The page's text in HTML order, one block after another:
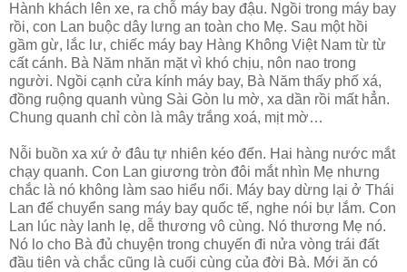
Hành khách lên xe, ra chỗ máy bay đậu. Ngồi trong máy bay
rồi, con Lan buộc dây lưng an toàn cho Mẹ. Sau một hồi
gầm gừ, lắc lư, chiếc máy bay Hàng Không Việt Nam từ từ
cất cánh. Bà Năm nhăn mặt vì khó chịu, nôn nao trong
người. Ngồi cạnh cửa kính máy bay, Bà Năm thấy phố xá,
đồng ruộng quanh vùng Sài Gòn lu mờ, xa dần rồi mất hẳn.
Chung quanh chỉ còn là mây trắng xoá, mịt mờ…
Nỗi buồn xa xứ ở đâu tự nhiên kéo đến. Hai hàng nước mắt
chạy quanh. Con Lan giương tròn đôi mắt nhìn Mẹ nhưng
chắc là nó không làm sao hiểu nổi. Máy bay dừng lại ở Thái
Lan để chuyển sang máy bay quốc tế, nghe nói bự lắm. Con
Lan lúc này lanh lẹ, dễ thương vô cùng. Nó thương Mẹ nó.
Nó lo cho Bà đủ chuyện trong chuyến đi nửa vòng trái đất
đầu tiên và chắc cũng là cuối cùng của đời Bà. Mới ăn có